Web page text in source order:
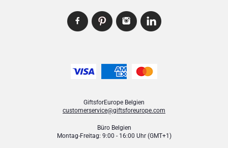
GiftsforEurope Belgien
customerservice@giftsforeurope.com
Büro Belgien
Montag-Freitag: 9:00 - 16:00 Uhr (GMT+1)